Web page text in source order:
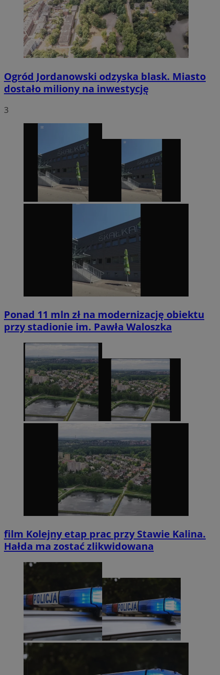
Ogród Jordanowski odzyska blask. Miasto
dostało miliony na inwestycję
3
Ponad 11 mln zł na modernizację obiektu
przy stadionie im. Pawła Waloszka
film Kolejny etap prac przy Stawie Kalina.
Hałda ma zostać zlikwidowana